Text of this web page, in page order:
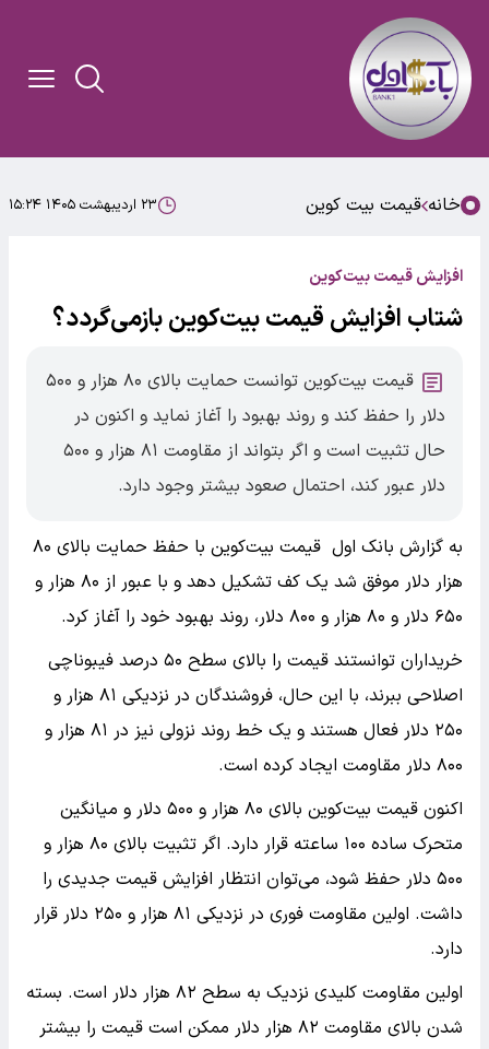
خانه قیمت بیت کوین ۲۳ اردیبهشت ۱۴۰۵ ۱۵:۲۴
افزایش قیمت بیت‌کوین
شتاب افزایش قیمت بیت‌کوین بازمی‌گردد؟
قیمت بیت‌کوین توانست حمایت بالای ۸۰ هزار و ۵۰۰
دلار را حفظ کند و روند بهبود را آغاز نماید و اکنون در
حال تثبیت است و اگر بتواند از مقاومت ۸۱ هزار و ۵۰۰
دلار عبور کند، احتمال صعود بیشتر وجود دارد.
به گزارش بانک اول قیمت بیت‌کوین با حفظ حمایت بالای ۸۰
هزار دلار موفق شد یک کف تشکیل دهد و با عبور از ۸۰ هزار و
۶۵۰ دلار و ۸۰ هزار و ۸۰۰ دلار، روند بهبود خود را آغاز کرد.
خریداران توانستند قیمت را بالای سطح ۵۰ درصد فیبوناچی
اصلاحی ببرند، با این حال، فروشندگان در نزدیکی ۸۱ هزار و
۲۵۰ دلار فعال هستند و یک خط روند نزولی نیز در ۸۱ هزار و
۸۰۰ دلار مقاومت ایجاد کرده است. ‌
اکنون قیمت بیت‌کوین بالای ۸۰ هزار و ۵۰۰ دلار و میانگین
متحرک ساده ۱۰۰ ساعته قرار دارد. اگر تثبیت بالای ۸۰ هزار و
۵۰۰ دلار حفظ شود، می‌توان انتظار افزایش قیمت جدیدی را
داشت. اولین مقاومت فوری در نزدیکی ۸۱ هزار و ۲۵۰ دلار قرار
دارد.
اولین مقاومت کلیدی نزدیک به سطح ۸۲ هزار دلار است. بسته
شدن بالای مقاومت ۸۲ هزار دلار ممکن است قیمت را بیشتر